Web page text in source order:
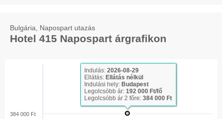
Bulgária, Napospart utazás
Hotel 415 Napospart árgrafikon
384 000 Ft
Indulás: 2026-08-29
Ellátás: Ellátás nélkül
Indulási hely: Budapest
Legolcsóbb ár: 192 000 Ft/fő
Legolcsóbb ár 2 főre: 384 000 Ft